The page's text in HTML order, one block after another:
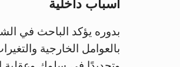
أسباب داخلية
بدوره يؤكد الباحث في
بالعوامل الخارجية